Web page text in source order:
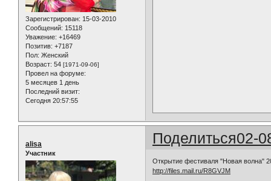
Зарегистрирован: 15-03-2010
Сообщений: 15118
Уважение: +16469
Позитив: +7187
Пол: Женский
Возраст: 54 [1971-09-06]
Провел на форуме:
5 месяцев 1 день
Последний визит:
Сегодня 20:57:55
Поделиться02-
alisa
Участник
Открытие фестиваля "Новая волна"
http://files.mail.ru/R8GVJM